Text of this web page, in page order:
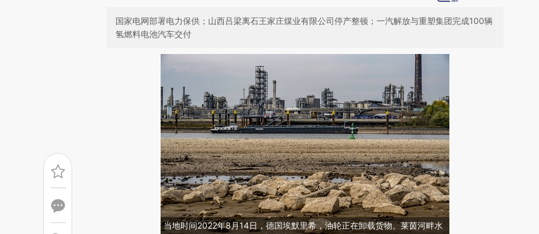
国家电网部署电力保供；山西吕梁离石王家庄煤业有限公司停产整顿；一汽解放与重塑集团完成100辆
氢燃料电池汽车交付
当地时间2022年8月14日，德国埃默里希，油轮正在卸载货物。莱茵河畔水